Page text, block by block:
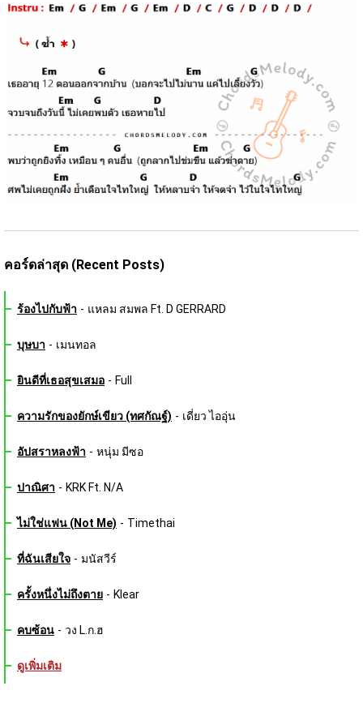
คอร์ดล่าสุด (Recent Posts)
ร้องไปกับฟ้า - แหลม สมพล Ft. D GERRARD
บุษบา - เมนทอล
ยินดีที่เธอสุขเสมอ - Full
ความรักของยักษ์เขียว (ทศกัณฐ์) - เดี่ยว ไออุ่น
อัปสราหลงฟ้า - หนุ่ม มีซอ
ปาณิศา - KRK Ft. N/A
ไม่ใช่แฟน (Not Me) - Timethai
ที่ฉันเสียใจ - มนัสวีร์
ครั้งหนึ่งไม่ถึงตาย - Klear
คบซ้อน - วง L.ก.ฮ
ดูเพิ่มเติม